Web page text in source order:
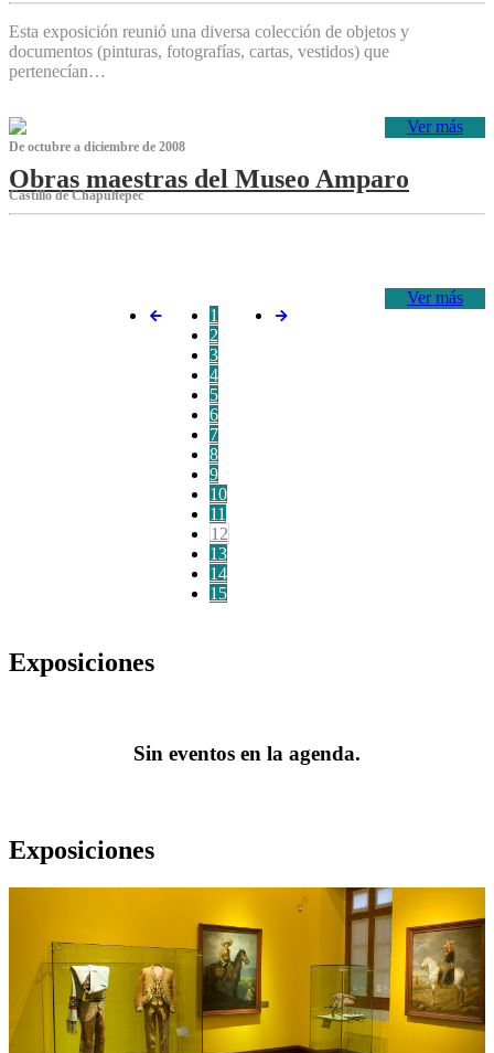
Esta exposición reunió una diversa colección de objetos y
documentos (pinturas, fotografías, cartas, vestidos) que
pertenecían…
Ver más
De octubre a diciembre de 2008
Obras maestras del Museo Amparo
Castillo de Chapultepec
Ver más
1
2
3
4
5
6
7
8
9
10
11
12
13
14
15
Exposiciones
Sin eventos en la agenda.
Exposiciones